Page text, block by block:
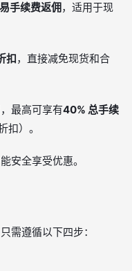
手续费返佣，适用于现
扣，直接减免现货和合
最高可享有40% 总手续
扣）。
安全享受优惠。
需遵循以下四步：